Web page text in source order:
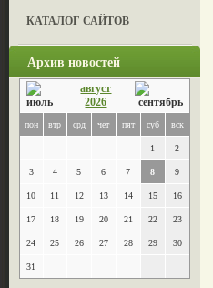
КАТАЛОГ САЙТОВ
Архив новостей
август
2026
пон втр срд чет пят суб вск
1 2
3 4 5 6 7 8 9
10 11 12 13 14 15 16
17 18 19 20 21 22 23
24 25 26 27 28 29 30
31